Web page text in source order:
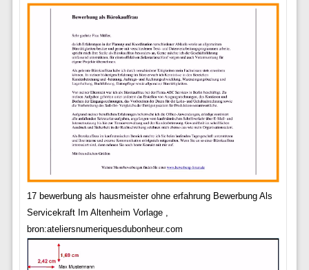
17 bewerbung als hausmeister ohne erfahrung Bewerbung Als
Servicekraft Im Altenheim Vorlage ,
bron:ateliersnumeriquesdubonheur.com